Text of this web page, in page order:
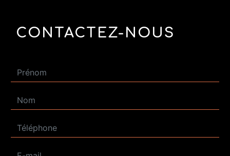
CONTACTEZ-NOUS